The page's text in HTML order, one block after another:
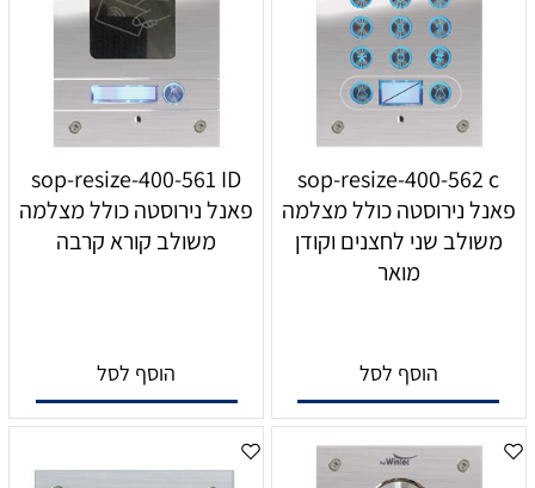
sop-resize-400-562 c
פאנל נירוסטה כולל מצלמה
משולב שני לחצנים וקודן
מואר
הוסף לסל
sop-resize-400-561 ID
פאנל נירוסטה כולל מצלמה
משולב קורא קרבה
הוסף לסל